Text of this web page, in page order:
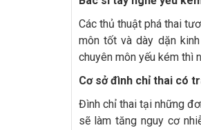
Các thủ thuật phá thai
môn tốt và dày dặn
chuyên môn yếu kém thì
Cơ sở đình chỉ thai có
Đình chỉ thai tại những
sẽ làm tăng nguy cơ